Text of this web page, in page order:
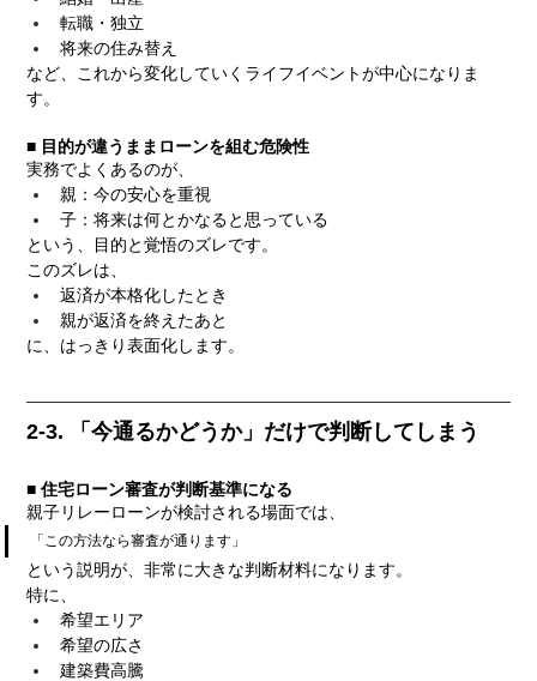
転職・独立
将来の住み替え
など、これから変化していくライフイベントが中心になりま
す。
■ 目的が違うままローンを組む危険性
実務でよくあるのが、
親：今の安心を重視
子：将来は何とかなると思っている
という、目的と覚悟のズレです。
このズレは、
返済が本格化したとき
親が返済を終えたあと
に、はっきり表面化します。
2-3. 「今通るかどうか」だけで判断してしまう
■ 住宅ローン審査が判断基準になる
親子リレーローンが検討される場面では、
「この方法なら審査が通ります」
という説明が、非常に大きな判断材料になります。
特に、
希望エリア
希望の広さ
建築費高騰